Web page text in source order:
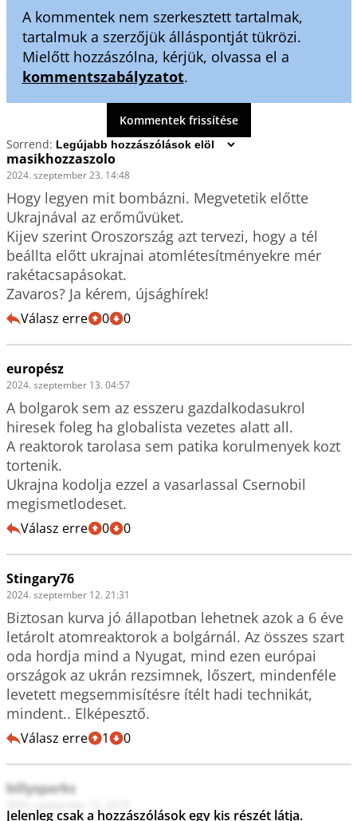
A kommentek nem szerkesztett tartalmak,
tartalmuk a szerzőjük álláspontját tükrözi.
Mielőtt hozzászólna, kérjük, olvassa el a
kommentszabályzatot.
Kommentek frissítése
Sorrend:
masikhozzaszolo
2024. szeptember 23. 14:48
Hogy legyen mit bombázni. Megvetetik előtte
Ukrajnával az erőművüket.
Kijev szerint Oroszország azt tervezi, hogy a tél
beállta előtt ukrajnai atomlétesítményekre mér
rakétacsapásokat.
Zavaros? Ja kérem, újsághírek!
Válasz erre 0 0
europész
2024. szeptember 13. 04:57
A bolgarok sem az esszeru gazdalkodasukrol
hiresek foleg ha globalista vezetes alatt all.
A reaktorok tarolasa sem patika korulmenyek kozt
tortenik.
Ukrajna kodolja ezzel a vasarlassal Csernobil
megismetlodeset.
Válasz erre 0 0
Stingary76
2024. szeptember 12. 21:31
Biztosan kurva jó állapotban lehetnek azok a 6 éve
letárolt atomreaktorok a bolgárnál. Az összes szart
oda hordja mind a Nyugat, mind ezen európai
országok az ukrán rezsimnek, lőszert, mindenféle
levetett megsemmisítésre ítélt hadi technikát,
mindent.. Elképesztő.
Válasz erre 1 0
billysparks
Jelenleg csak a hozzászólások egy kis részét látja.